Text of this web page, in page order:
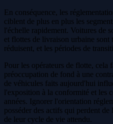
En conséquence, les
ciblent de plus en plus les
l'échelle rapidement. Voitures de
et flottes de livraison urbaine sont
réduisent, et les périodes de
Pour les opérateurs de flotte, cela
préoccupation de fond à une
de véhicules faits aujourd'hui
l'exposition à la conformité et les
années. Ignorer l'orientation
posséder des actifs qui perdent
de leur cycle de vie attendu.